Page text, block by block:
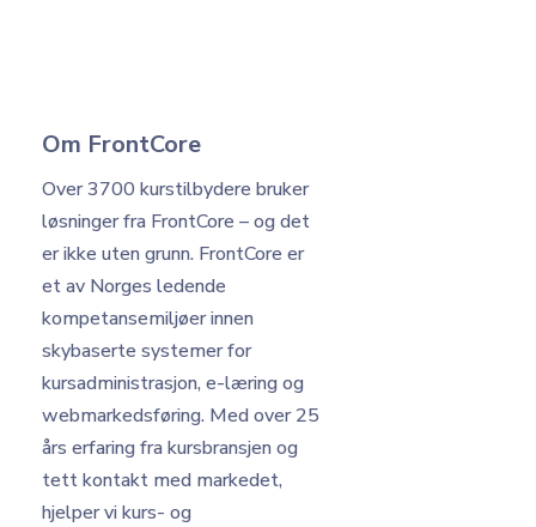
Om FrontCore
Over 3700 kurstilbydere bruker
løsninger fra FrontCore – og det
er ikke uten grunn. FrontCore er
et av Norges ledende
kompetansemiljøer innen
skybaserte systemer for
kursadministrasjon, e-læring og
webmarkedsføring. Med over 25
års erfaring fra kursbransjen og
tett kontakt med markedet,
hjelper vi kurs- og